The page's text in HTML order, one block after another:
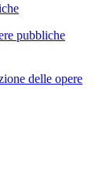
pubbliche
delle opere